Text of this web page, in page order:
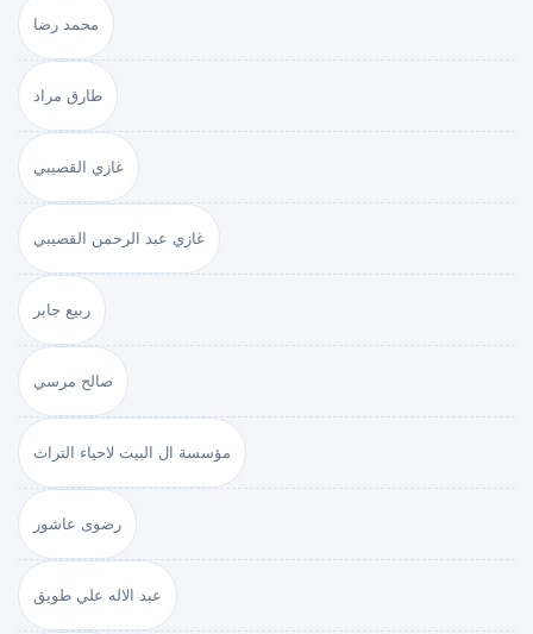
محمد رضا
طارق مراد
غازي القصيبي
غازي عبد الرحمن القصيبي
ربيع جابر
صالح مرسي
مؤسسة ال البيت لاحياء التراث
رضوى عاشور
عبد الاله علي طويق